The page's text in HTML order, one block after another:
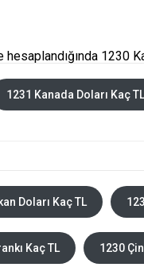
1230
1231 Kanada Doları Kaç TL
Doları Kaç TL
Kaç TL 1230